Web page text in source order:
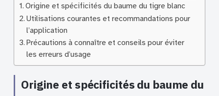
Origine et spécificités du baume du tigre blanc
Utilisations courantes et recommandations pour
l’application
Précautions à connaître et conseils pour éviter
les erreurs d’usage
Origine et spécificités du baume du